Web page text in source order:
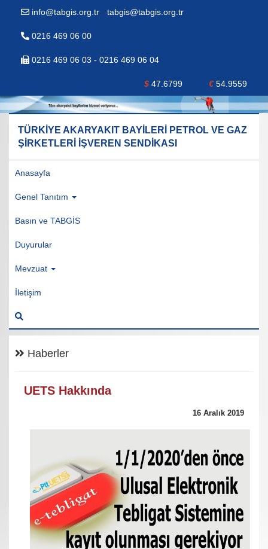
info@tabgis.org.tr - tabgis@tabgis.org.tr
0216 469 06 00
0216 469 06 03 - 0216 469 06 04
$ 47.6799 €54.9559
TÜRKİYE AKARYAKIT BAYİLERİ PETROL VE GAZ
ŞİRKETLERİ İŞVEREN SENDİKASI
Anasayfa
Genel Tanıtım
Basın ve TABGİS
Duyurular
Mevzuat
İletişim
Haberler
UETS Hakkında
16 Aralık 2019